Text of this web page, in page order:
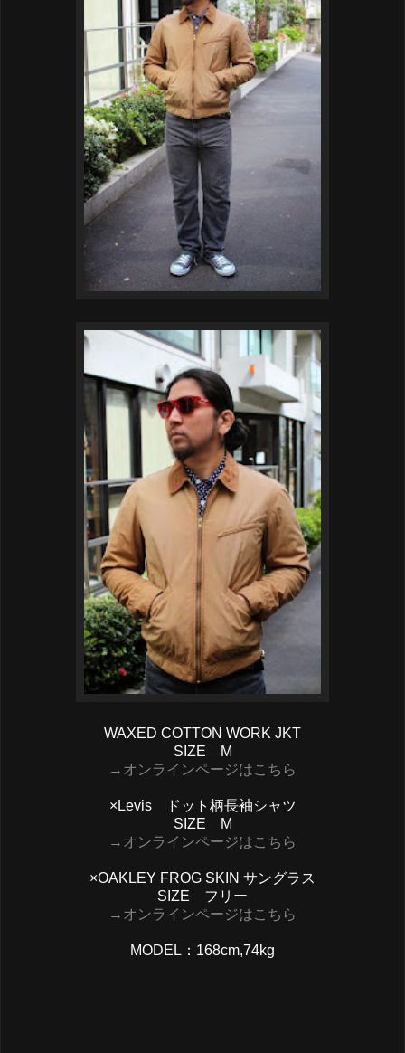
WAXED COTTON WORK JKT
SIZE M
→オンラインページはこちら
×Levis ドット柄長袖シャツ
SIZE M
→オンラインページはこちら
×OAKLEY FROG SKIN サングラス
SIZE フリー
→オンラインページはこちら
MODEL：168cm,74kg